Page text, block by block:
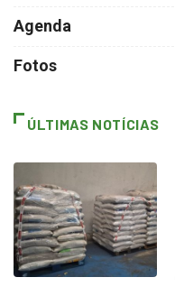
Agenda
Fotos
ÚLTIMAS NOTÍCIAS